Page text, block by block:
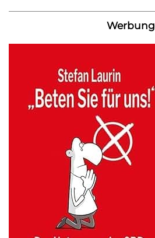
Werbung